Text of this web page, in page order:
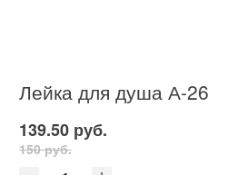
Лейка для душа А-26
139.50 руб.
150 руб.